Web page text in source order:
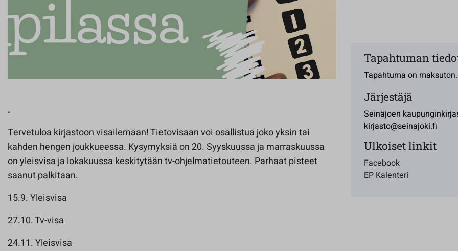
.
Tervetuloa kirjastoon visailemaan! Tietovisaan voi osallistua joko yksin tai
kahden hengen joukkueessa. Kysymyksiä on 20. Syyskuussa ja marraskuussa
on yleisvisa ja lokakuussa keskitytään tv-ohjelmatietouteen. Parhaat pisteet
saanut palkitaan.
15.9. Yleisvisa
27.10. Tv-visa
24.11. Yleisvisa
Tapahtuman
Tapahtuma on maksuton.
Järjestäjä
Seinäjoen
kirjasto@seinajoki.fi
Ulkoiset linkit
Facebook
EP Kalenteri